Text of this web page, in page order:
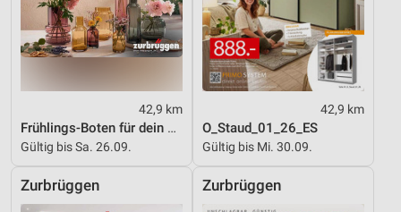
42,9 km
Frühlings-Boten für dein Zuhause
Gültig bis Sa. 26.09.
42,9 km
O_Staud_01_26_ES
Gültig bis Mi. 30.09.
Zurbrüggen Zurbrüggen